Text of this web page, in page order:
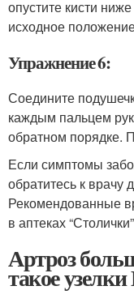
опустите кисти
исходное
Упражнение 6:
Соедините
каждым пальцем
обратном порядке.
Если симптомы
обратитесь к врачу
Рекомендованные
в аптеках
Артроз
такое